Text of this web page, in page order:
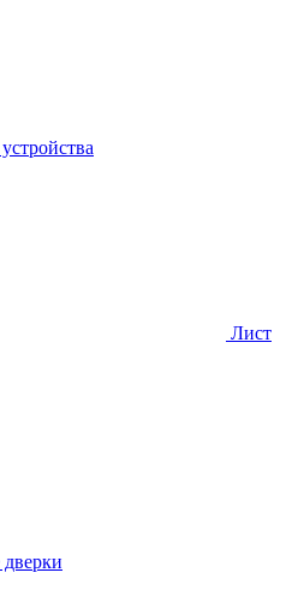
Лист